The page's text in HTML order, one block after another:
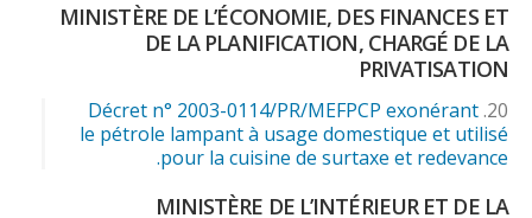
MINISTÈRE DE L’ÉCONOMIE, DES FINANCES ET
DE LA PLANIFICATION, CHARGÉ DE LA
PRIVATISATION
Décret n° 2003-0114/PR/MEFPCP exonérant
le pétrole lampant à usage domestique et utilisé
pour la cuisine de surtaxe et redevance.
MINISTÈRE DE L’INTÉRIEUR ET DE LA